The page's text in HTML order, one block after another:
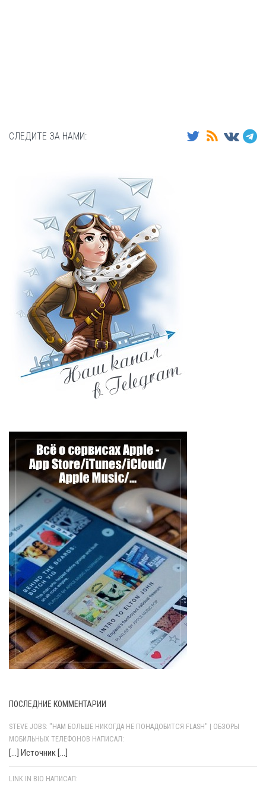
СЛЕДИТЕ ЗА НАМИ:
ПОСЛЕДНИЕ КОММЕНТАРИИ
STEVE JOBS: "НАМ БОЛЬШЕ НИКОГДА НЕ ПОНАДОБИТСЯ FLASH" | ОБЗОРЫ
МОБИЛЬНЫХ ТЕЛЕФОНОВ НАПИСАЛ:
[…] Источник […]
LINK IN BIO НАПИСАЛ: